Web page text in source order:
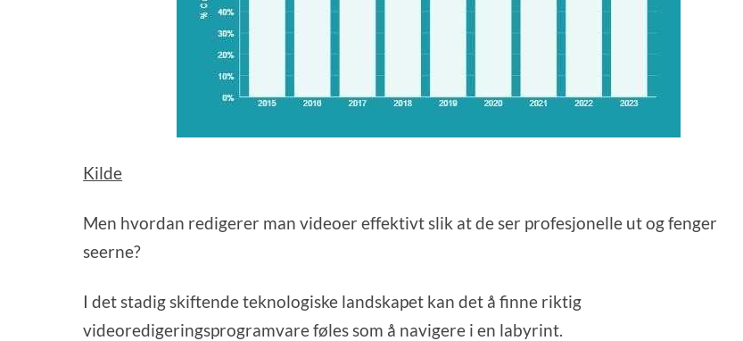
Kilde
Men hvordan redigerer man videoer effektivt slik at de ser profesjonelle ut og fenger
seerne?
I det stadig skiftende teknologiske landskapet kan det å finne riktig
videoredigeringsprogramvare føles som å navigere i en labyrint.